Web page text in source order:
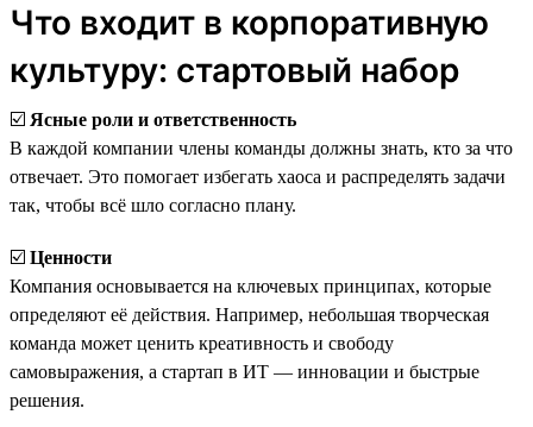
Что входит в корпоративную
культуру: стартовый набор
☑️ Ясные роли и ответственность
В каждой компании члены команды должны знать, кто за что
отвечает. Это помогает избегать хаоса и распределять задачи
так, чтобы всё шло согласно плану.
☑️ Ценности
Компания основывается на ключевых принципах, которые
определяют её действия. Например, небольшая творческая
команда может ценить креативность и свободу
самовыражения, а стартап в ИТ — инновации и быстрые
решения.